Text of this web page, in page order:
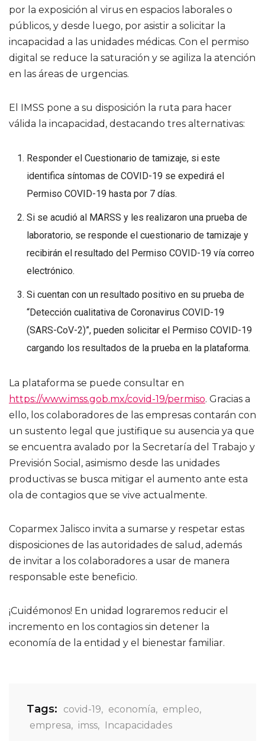
por la exposición al virus en espacios laborales o
públicos, y desde luego, por asistir a solicitar la
incapacidad a las unidades médicas. Con el permiso
digital se reduce la saturación y se agiliza la atención
en las áreas de urgencias.
El IMSS pone a su disposición la ruta para hacer
válida la incapacidad, destacando tres alternativas:
Responder el Cuestionario de tamizaje, si este
identifica síntomas de COVID-19 se expedirá el
Permiso COVID-19 hasta por 7 días.
Si se acudió al MARSS y les realizaron una prueba de
laboratorio, se responde el cuestionario de tamizaje y
recibirán el resultado del Permiso COVID-19 vía correo
electrónico.
Si cuentan con un resultado positivo en su prueba de
“Detección cualitativa de Coronavirus COVID-19
(SARS-CoV-2)”, pueden solicitar el Permiso COVID-19
cargando los resultados de la prueba en la plataforma.
La plataforma se puede consultar en
https://www.imss.gob.mx/covid-19/permiso. Gracias a
ello, los colaboradores de las empresas contarán con
un sustento legal que justifique su ausencia ya que
se encuentra avalado por la Secretaría del Trabajo y
Previsión Social, asimismo desde las unidades
productivas se busca mitigar el aumento ante esta
ola de contagios que se vive actualmente.
Coparmex Jalisco invita a sumarse y respetar estas
disposiciones de las autoridades de salud, además
de invitar a los colaboradores a usar de manera
responsable este beneficio.
¡Cuidémonos! En unidad lograremos reducir el
incremento en los contagios sin detener la
economía de la entidad y el bienestar familiar.
Tags: covid-19, economía, empleo,
empresa, imss, Incapacidades